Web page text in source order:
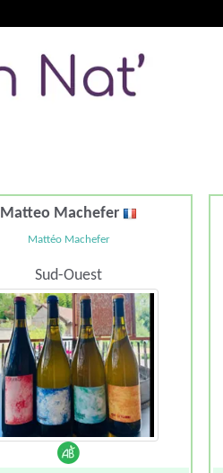
Matteo Machefer
Mattéo Machefer
Sud-Ouest